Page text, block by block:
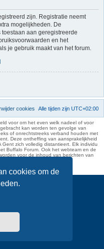
cookies om de
zijn. Registratie neemt
mogelijkheden. De
aan geregistreerde
en het
je gebruik maakt van het forum.
Alle tijden zijn UTC+02:00
cookies
voor om het even welk nadeel of voor
kan worden ten gevolge van
of onrechtstreeks verband houden met
Deze ontheffing van aansprakelijkheid
zich volledig distantieert. Elk individu
Buffalo Forum. Ook het webteam en de
voor de inhoud van berichten van